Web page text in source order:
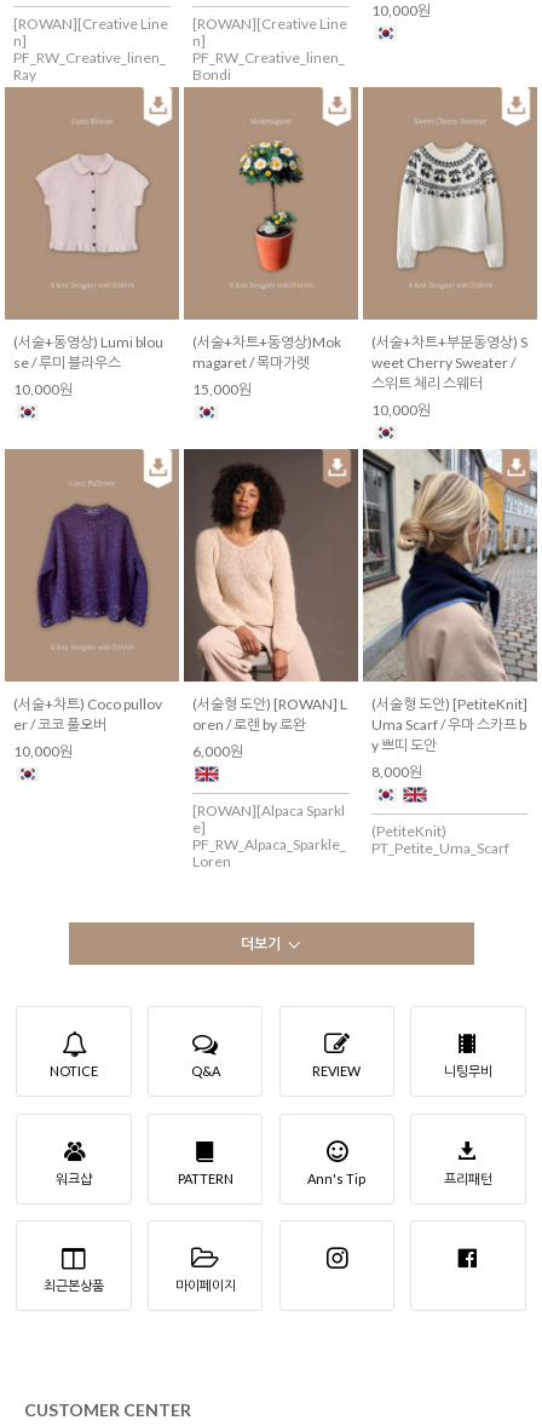
[ROWAN][Creative Line
n]
PF_RW_Creative_linen_
Ray
[ROWAN][Creative Line
n]
PF_RW_Creative_linen_
Bondi
10,000원
(서술+동영상) Lumi blou
se / 루미 블라우스
10,000원
(서술+차트+동영상)Mok
magaret / 목마가렛
15,000원
(서술+차트+부분동영상) S
weet Cherry Sweater /
스위트 체리 스웨터
10,000원
(서술+차트) Coco pullov
er / 코코 풀오버
10,000원
(서술형 도안) [ROWAN] L
oren / 로렌 by 로완
6,000원
[ROWAN][Alpaca Sparkl
e]
PF_RW_Alpaca_Sparkle_
Loren
(서술형 도안) [PetiteKnit]
Uma Scarf / 우마 스카프 b
y 쁘띠 도안
8,000원
(PetiteKnit)
PT_Petite_Uma_Scarf
더보기
NOTICE Q&A REVIEW 니팅무비
워크샵 PATTERN Ann's Tip 프리패턴
최근본상품 마이페이지
CUSTOMER CENTER